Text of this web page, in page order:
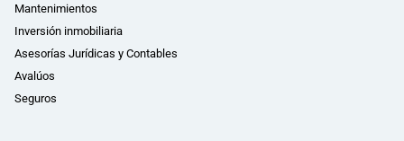
Mantenimientos
Inversión inmobiliaria
Asesorías Jurídicas y Contables
Avalúos
Seguros